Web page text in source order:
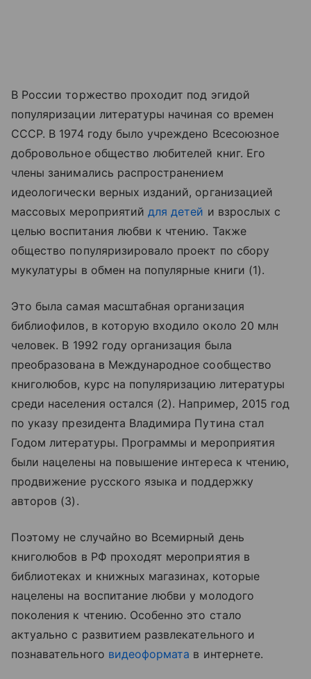
В России торжество проходит под эгидой
популяризации литературы начиная со времен
СССР. В 1974 году было учреждено Всесоюзное
добровольное общество любителей книг. Его
члены занимались распространением
идеологически верных изданий, организацией
массовых мероприятийдля детей и взрослых с
целью воспитания любви к чтению. Также
общество популяризировало проект по сбору
мукулатуры в обмен на популярные книги (1).
Это была самая масштабная организация
библиофилов, в которую входило около 20 млн
человек. В 1992 году организация была
преобразована в Международное сообщество
книголюбов, курс на популяризацию литературы
среди населения остался (2). Например, 2015 год
по указу президента Владимира Путина стал
Годом литературы. Программы и мероприятия
были нацелены на повышение интереса к чтению,
продвижение русского языка и поддержку
авторов (3).
Поэтому не случайно во Всемирный день
книголюбов в РФ проходят мероприятия в
библиотеках и книжных магазинах, которые
нацелены на воспитание любви у молодого
поколения к чтению. Особенно это стало
актуально с развитием развлекательного и
познавательного видеоформата в интернете.